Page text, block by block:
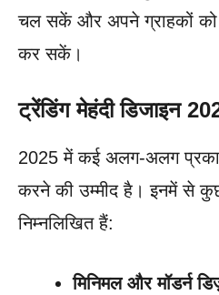
चल सकें और अपने ग्राहकों को
कर सकें।
ट्रेंडिंग मेहंदी डिजाइन
2025 में कई अलग-अलग
करने की उम्मीद है। इनमें से
निम्नलिखित हैं:
मिनिमल और मॉडर्न